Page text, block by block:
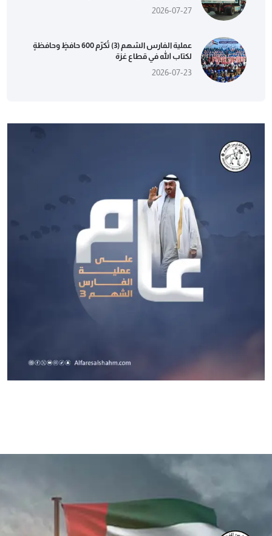
2026-07-27
عملية الفارس الشهم (3) تُكرّم 600 حافظٍ وحافظةٍ
لكتاب الله في قطاع غزة
2026-07-23